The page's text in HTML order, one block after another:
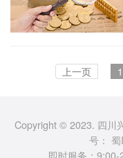
上一页 1
Copyright © 2023. 四川
号：
即时服务：